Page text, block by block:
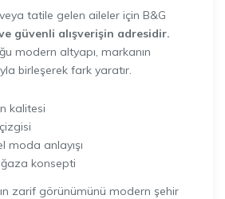
tatile gelen aileler için B&G
güvenli alışverişin adresidir.
modern altyapı, markanın
birleşerek fark yaratır.
kalitesi
moda anlayışı
konsepti
zarif görünümünü modern şehir